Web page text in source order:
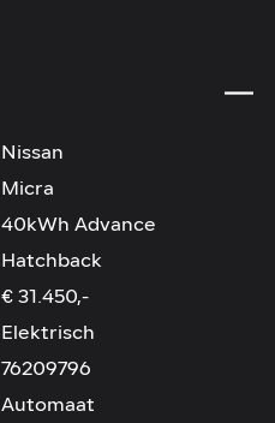
Nissan
Micra
40kWh Advance
Hatchback
€ 31.450,-
Elektrisch
76209796
Automaat